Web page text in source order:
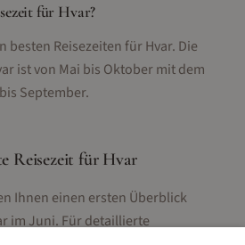
für Hvar?
besten Reisezeiten für Hvar. Die
ist von Mai bis Oktober mit dem
September.
Reisezeit für Hvar
Ihnen einen ersten Überblick
im Juni. Für detaillierte